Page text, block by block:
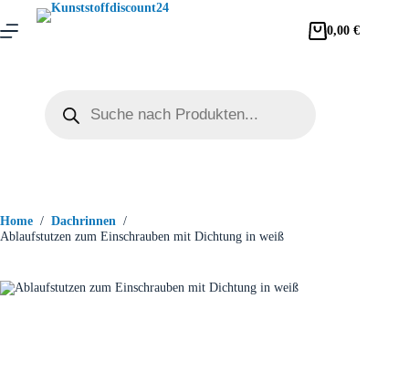
0,00€
Home / Dachrinnen /
Ablaufstutzen zum Einschrauben mit Dichtung in weiß